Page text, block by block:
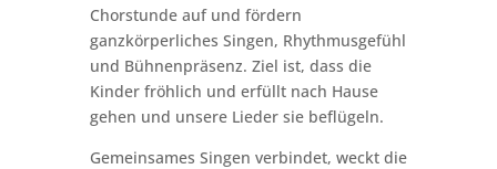
Chorstunde auf und fördern
ganzkörperliches Singen, Rhythmusgefühl
und Bühnenpräsenz. Ziel ist, dass die
Kinder fröhlich und erfüllt nach Hause
gehen und unsere Lieder sie beflügeln.
Gemeinsames Singen verbindet, weckt die